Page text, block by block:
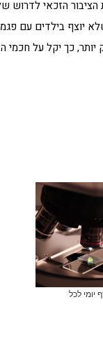
הציבור הזכאי לדרוש
יוצף בילדים עם
יותר, כך יקל על חכמי
יומי לכל